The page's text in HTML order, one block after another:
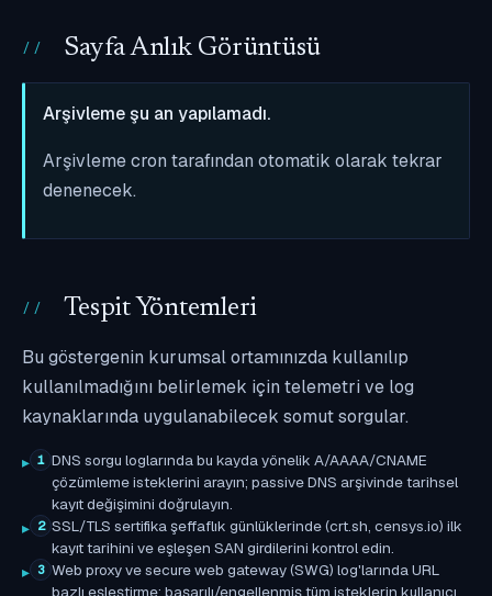
Sayfa Anlık Görüntüsü
Arşivleme şu an yapılamadı.
Arşivleme cron tarafından otomatik olarak tekrar
denenecek.
Tespit Yöntemleri
Bu göstergenin kurumsal ortamınızda kullanılıp
kullanılmadığını belirlemek için telemetri ve log
kaynaklarında uygulanabilecek somut sorgular.
1 DNS sorgu loglarında bu kayda yönelik A/AAAA/CNAME
çözümleme isteklerini arayın; passive DNS arşivinde tarihsel
kayıt değişimini doğrulayın.
2 SSL/TLS sertifika şeffaflık günlüklerinde (crt.sh, censys.io) ilk
kayıt tarihini ve eşleşen SAN girdilerini kontrol edin.
3 Web proxy ve secure web gateway (SWG) log'larında URL
bazlı eşleştirme; başarılı/engellenmiş tüm isteklerin kullanıcı